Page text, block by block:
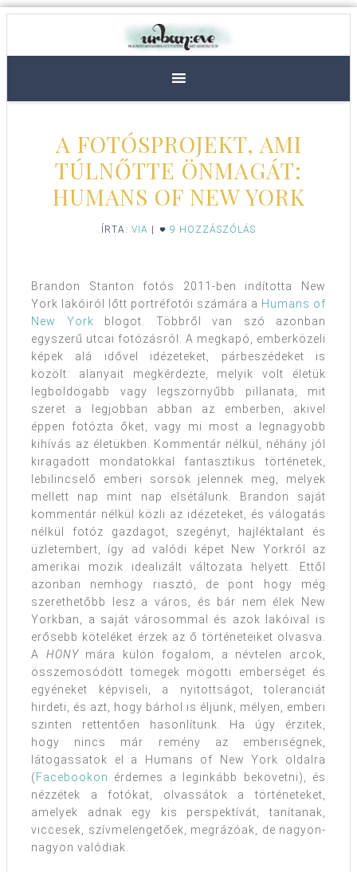
A FOTÓSPROJEKT, AMI
TÚLNŐTTE ÖNMAGÁT:
HUMANS OF NEW YORK
ÍRTA: VIA 9 HOZZÁSZÓLÁS
Brandon Stanton fotós 2011-ben indította New
York lakóiról lőtt portréfotói számára a Humans of
New York blogot. Többről van szó azonban
egyszerű utcai fotózásról. A megkapó, emberközeli
képek alá idővel idézeteket, párbeszédeket is
közölt: alanyait megkérdezte, melyik volt életük
legboldogabb vagy legszörnyűbb pillanata, mit
szeret a legjobban abban az emberben, akivel
éppen fotózta őket, vagy mi most a legnagyobb
kihívás az életükben. Kommentár nélkül, néhány jól
kiragadott mondatokkal fantasztikus történetek,
lebilincselő emberi sorsok jelennek meg, melyek
mellett nap mint nap elsétálunk. Brandon saját
kommentár nélkül közli az idézeteket, és válogatás
nélkül fotóz gazdagot, szegényt, hajléktalant és
üzletembert, így ad valódi képet New Yorkról az
amerikai mozik idealizált változata helyett. Ettől
azonban nemhogy riasztó, de pont hogy még
szerethetőbb lesz a város, és bár nem élek New
Yorkban, a saját városommal és azok lakóival is
erősebb köteléket érzek az ő történeteiket olvasva.
A HONYmára külön fogalom, a névtelen arcok,
összemosódött tömegek mögötti emberséget és
egyéneket képviseli, a nyitottságot, toleranciát
hirdeti, és azt, hogy bárhol is éljünk, mélyen, emberi
szinten rettentően hasonlítunk. Ha úgy érzitek,
hogy nincs már remény az emberiségnek,
látogassatok el a Humans of New York oldalra
( Facebookon
érdemes a leginkább bekövetni), és
nézzétek a fotókat, olvassátok a történeteket,
amelyek adnak egy kis perspektívát, tanítanak,
viccesek, szívmelengetőek, megrázóak, de nagyon-
nagyon valódiak.